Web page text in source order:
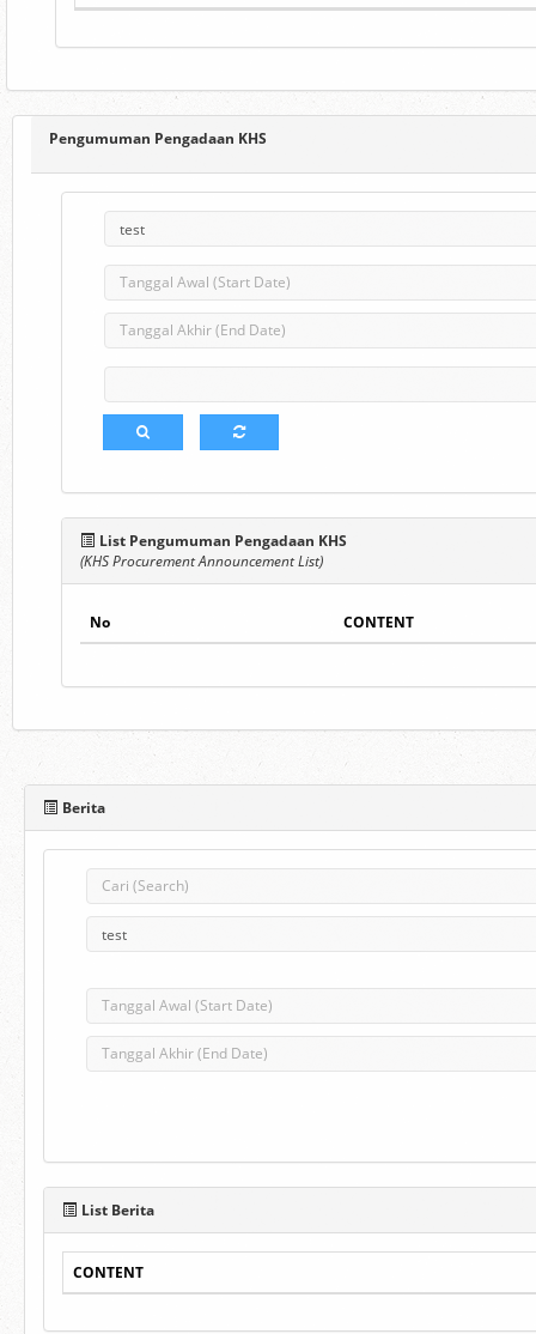
Pengumuman Pengadaan KHS
List Pengumuman Pengadaan KHS
(KHS Procurement Announcement List)
No CONTENT
Berita
List Berita
CONTENT